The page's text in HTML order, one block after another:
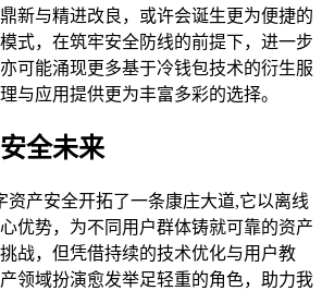
新与精进改良，或许会诞生更为便捷的
式，在筑牢安全防线的前提下，进一步
可能涌现更多基于冷钱包技术的衍生服
与应用提供更为丰富多彩的选择。
全未来
资产安全开拓了一条康庄大道,它以离线
优势，为不同用户群体铸就可靠的资产
战，但凭借持续的技术优化与用户教
领域扮演愈发举足轻重的角色，助力我